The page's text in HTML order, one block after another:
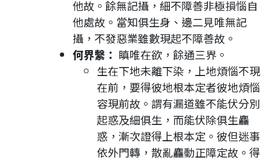
他故。餘無記攝，細不障善非極損惱自
他處故。當知俱生身、邊二見唯無記
攝，不發惡業雖數現起不障善故。
何界繫： 瞋唯在欲，餘通三界。
生在下地未離下染，上地煩惱不現
在前，要得彼地根本定者彼地煩惱
容現前故。謂有漏道雖不能伏分別
起惑及細俱生，而能伏除俱生麤
惑，漸次證得上根本定。彼但迷事
依外門轉，散亂麤動正障定故。得